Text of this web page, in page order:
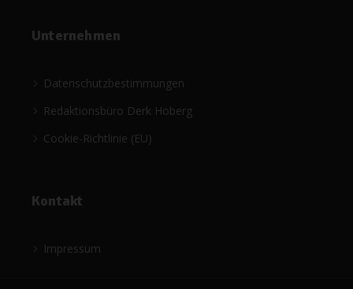
Unternehmen
Datenschutzbestimmungen
Redaktionsbüro Derk Hoberg
Cookie-Richtlinie (EU)
Kontakt
Impressum